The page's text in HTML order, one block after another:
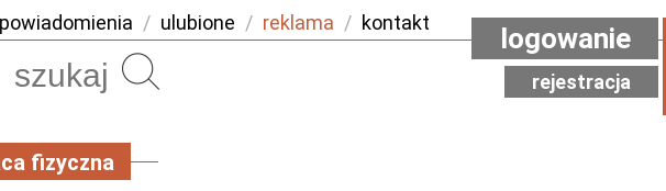
powiadomienia / ulubione / reklama / kontakt logowanie
rejestracja
fizyczna